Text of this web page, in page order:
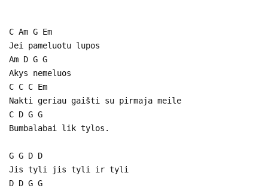
C Am G Em
Jei pameluotu lupos
Am D G G
Akys nemeluos
C C C Em
Nakti geriau gaišti su pirmaja meile
C D G G
Bumbalabai lik tylos.
G G D D
Jis tyli jis tyli ir tyli
D D G G